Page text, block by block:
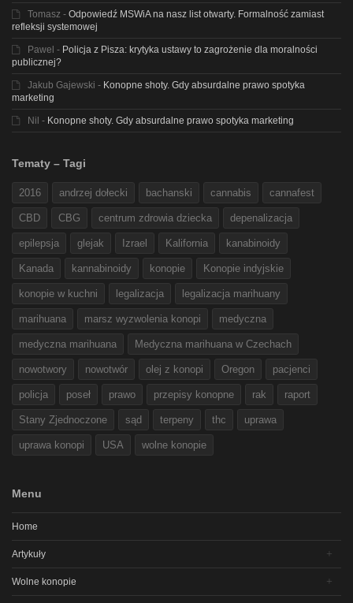
Tomasz - Odpowiedź MSWiA na nasz list otwarty. Formalność zamiast
refleksji systemowej
Pawel - Policja z Pisza: krytyka ustawy to zagrożenie dla moralności
publicznej?
Jakub Gajewski - Konopne shoty. Gdy absurdalne prawo spotyka
marketing
Nil - Konopne shoty. Gdy absurdalne prawo spotyka marketing
Tematy – Tagi
2016 andrzej dołecki bachanski cannabis cannafest
CBD CBG centrum zdrowia dziecka depenalizacja
epilepsja glejak Izrael Kalifornia kanabinoidy
Kanada kannabinoidy konopie Konopie indyjskie
konopie w kuchni legalizacja legalizacja marihuany
marihuana marsz wyzwolenia konopi medyczna
medyczna marihuana Medyczna marihuana w Czechach
nowotwory nowotwór olej z konopi Oregon pacjenci
policja poseł prawo przepisy konopne rak raport
Stany Zjednoczone sąd terpeny thc uprawa
uprawa konopi USA wolne konopie
Menu
Home
Artykuły
Wolne konopie